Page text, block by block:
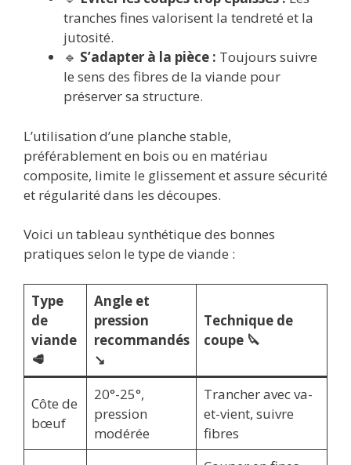
tranches fines valorisent la tendreté et la
jutosité.
🔹 S’adapter à la pièce : Toujours suivre
le sens des fibres de la viande pour
préserver sa structure.
L’utilisation d’une planche stable,
préférablement en bois ou en matériau
composite, limite le glissement et assure sécurité
et régularité dans les découpes.
Voici un tableau synthétique des bonnes
pratiques selon le type de viande :
Type
de
viande
🥩
Angle et
pression
recommandés
↘️
Technique de
coupe 🔪
Côte de
bœuf
20°-25°,
pression
modérée
Trancher avec va-
et-vient, suivre
fibres